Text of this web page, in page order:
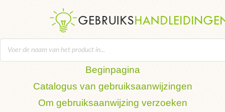
Beginpagina
Catalogus van gebruiksaanwijzingen
Om gebruiksaanwijzing verzoeken